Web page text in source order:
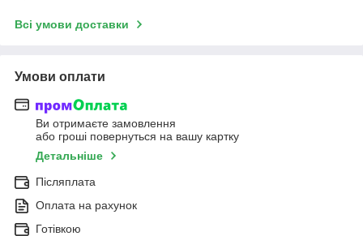
Всі умови доставки
Умови оплати
Ви отримаєте замовлення
або гроші повернуться на вашу картку
Детальніше
Післяплата
Оплата на рахунок
Готівкою